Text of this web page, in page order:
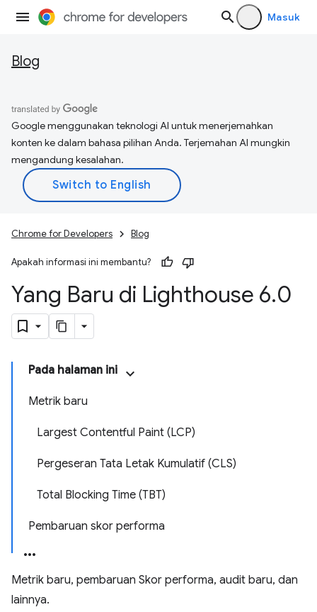
Masuk
Blog
Google menggunakan teknologi AI untuk menerjemahkan
konten ke dalam bahasa pilihan Anda. Terjemahan AI mungkin
mengandung kesalahan.
Chrome for Developers Blog
Apakah informasi ini membantu?
Yang Baru di Lighthouse 6.0
Pada halaman ini
Metrik baru
Largest Contentful Paint (LCP)
Pergeseran Tata Letak Kumulatif (CLS)
Total Blocking Time (TBT)
Pembaruan skor performa
Metrik baru, pembaruan Skor performa, audit baru, dan
lainnya.